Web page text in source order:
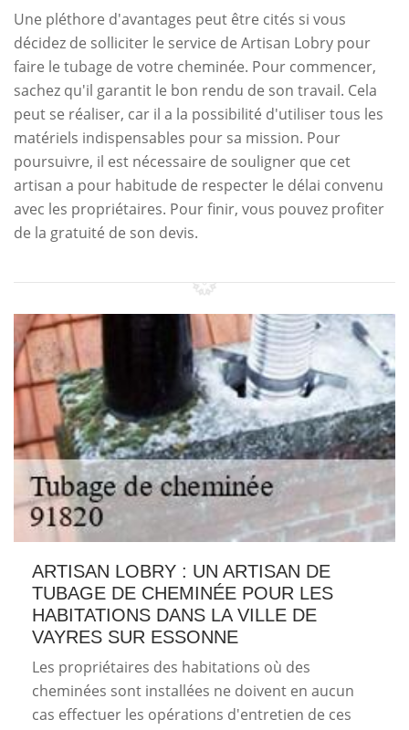
Une pléthore d'avantages peut être cités si vous
décidez de solliciter le service de Artisan Lobry pour
faire le tubage de votre cheminée. Pour commencer,
sachez qu'il garantit le bon rendu de son travail. Cela
peut se réaliser, car il a la possibilité d'utiliser tous les
matériels indispensables pour sa mission. Pour
poursuivre, il est nécessaire de souligner que cet
artisan a pour habitude de respecter le délai convenu
avec les propriétaires. Pour finir, vous pouvez profiter
de la gratuité de son devis.
ARTISAN LOBRY : UN ARTISAN DE
TUBAGE DE CHEMINÉE POUR LES
HABITATIONS DANS LA VILLE DE
VAYRES SUR ESSONNE
Les propriétaires des habitations où des
cheminées sont installées ne doivent en aucun
cas effectuer les opérations d'entretien de ces